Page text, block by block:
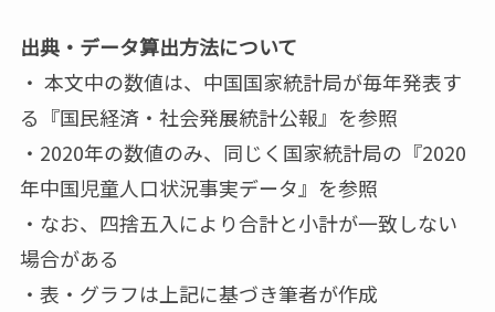
出典・データ算出方法について
・ 本文中の数値は、中国国家統計局が毎年発表す
る『国民経済・社会発展統計公報』を参照
・2020年の数値のみ、同じく国家統計局の『2020
年中国児童人口状況事実データ』を参照
・なお、四捨五入により合計と小計が一致しない
場合がある
・表・グラフは上記に基づき筆者が作成